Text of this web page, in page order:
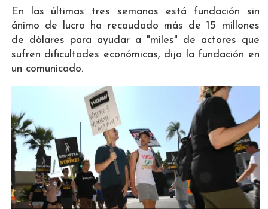
En las últimas tres semanas está fundación sin
ánimo de lucro ha recaudado más de 15 millones
de dólares para ayudar a "miles" de actores que
sufren dificultades económicas, dijo la fundación en
un comunicado.